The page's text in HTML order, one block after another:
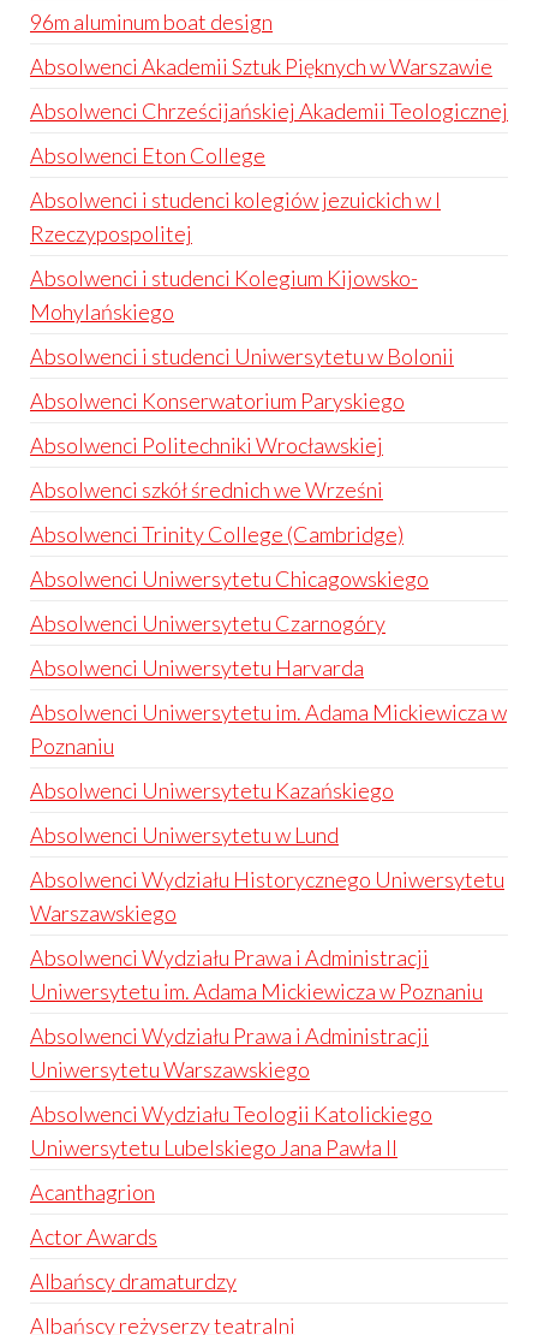
96m aluminum boat design
Absolwenci Akademii Sztuk Pięknych w Warszawie
Absolwenci Chrześcijańskiej Akademii Teologicznej
Absolwenci Eton College
Absolwenci i studenci kolegiów jezuickich w I
Rzeczypospolitej
Absolwenci i studenci Kolegium Kijowsko-
Mohylańskiego
Absolwenci i studenci Uniwersytetu w Bolonii
Absolwenci Konserwatorium Paryskiego
Absolwenci Politechniki Wrocławskiej
Absolwenci szkół średnich we Wrześni
Absolwenci Trinity College (Cambridge)
Absolwenci Uniwersytetu Chicagowskiego
Absolwenci Uniwersytetu Czarnogóry
Absolwenci Uniwersytetu Harvarda
Absolwenci Uniwersytetu im. Adama Mickiewicza w
Poznaniu
Absolwenci Uniwersytetu Kazańskiego
Absolwenci Uniwersytetu w Lund
Absolwenci Wydziału Historycznego Uniwersytetu
Warszawskiego
Absolwenci Wydziału Prawa i Administracji
Uniwersytetu im. Adama Mickiewicza w Poznaniu
Absolwenci Wydziału Prawa i Administracji
Uniwersytetu Warszawskiego
Absolwenci Wydziału Teologii Katolickiego
Uniwersytetu Lubelskiego Jana Pawła II
Acanthagrion
Actor Awards
Albańscy dramaturdzy
Albańscy reżyserzy teatralni